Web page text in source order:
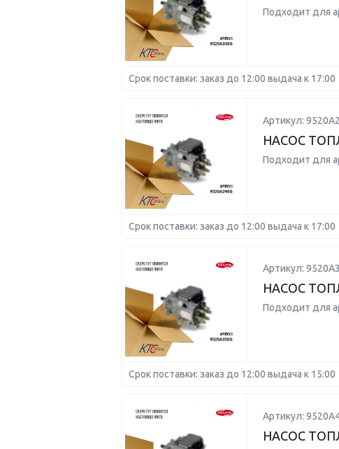
Подходит для
Срок поставки: заказ до 12:00 выдача к 17:00
Артикул:
НАСОС
Подходит для
Срок поставки: заказ до 12:00 выдача к 17:00
Артикул:
НАСОС
Подходит для
Срок поставки: заказ до 12:00 выдача к 15:00
Артикул:
НАСОС